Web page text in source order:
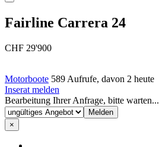
Fairline Carrera 24
CHF 29'900
Motorboote 589 Aufrufe, davon 2 heute
Inserat melden
Bearbeitung Ihrer Anfrage, bitte warten...
×